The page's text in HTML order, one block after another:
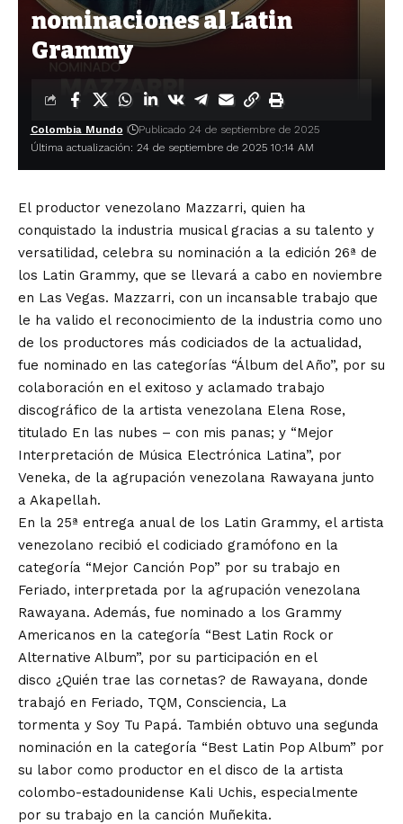
nominaciones al Latin
Grammy
Última actualización: 24 de septiembre de 2025 10:14 AM
Colombia Mundo Publicado 24 de septiembre de 2025
El productor venezolano Mazzarri, quien ha
conquistado la industria musical gracias a su talento y
versatilidad, celebra su nominación a la edición 26ª de
los Latin Grammy, que se llevará a cabo en noviembre
en Las Vegas. Mazzarri, con un incansable trabajo que
le ha valido el reconocimiento de la industria como uno
de los productores más codiciados de la actualidad,
fue nominado en las categorías “Álbum del Año”, por su
colaboración en el exitoso y aclamado trabajo
discográfico de la artista venezolana Elena Rose,
titulado En las nubes – con mis panas; y “Mejor
Interpretación de Música Electrónica Latina”, por
Veneka, de la agrupación venezolana Rawayana junto
a Akapellah.
En la 25ª entrega anual de los Latin Grammy, el artista
venezolano recibió el codiciado gramófono en la
categoría “Mejor Canción Pop” por su trabajo en
Feriado, interpretada por la agrupación venezolana
Rawayana. Además, fue nominado a los Grammy
Americanos en la categoría “Best Latin Rock or
Alternative Album”, por su participación en el
disco ¿Quién trae las cornetas? de Rawayana, donde
trabajó en Feriado, TQM, Consciencia, La
tormenta y Soy Tu Papá. También obtuvo una segunda
nominación en la categoría “Best Latin Pop Album” por
su labor como productor en el disco de la artista
colombo-estadounidense Kali Uchis, especialmente
por su trabajo en la canción Muñekita.